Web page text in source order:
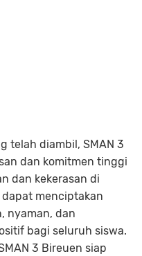
telah diambil, SMAN 3
dan komitmen tinggi
dan kekerasan di
menciptakan
nyaman, dan
bagi seluruh siswa.
3 Bireuen siap